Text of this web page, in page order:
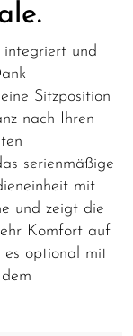
und
Sitzposition
nach Ihren
serienmäßige
mit
und zeigt die
Komfort auf
es optional mit